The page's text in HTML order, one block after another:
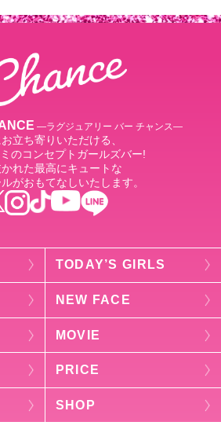
―ラグジュアリー バー チャンス―
立ち寄りいただける、
のコンセプトガールズバー!
れた最高にキュートな
がおもてなしいたします。
TODAY’S GIRLS
NEW FACE
MOVIE
PRICE
SHOP